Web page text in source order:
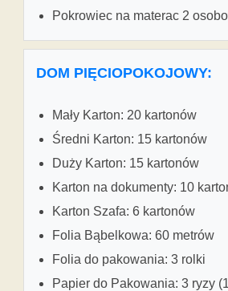
Pokrowiec na materac 2
DOM PIĘCIOPOKOJOWY:
Mały Karton: 20 kartonów
Średni Karton: 15 kartonów
Duży Karton: 15 kartonów
Karton na dokumenty: 10
Karton Szafa: 6 kartonów
Folia Bąbelkowa: 60 metrów
Folia do pakowania: 3 rolki
Papier do Pakowania: 3 ryzy